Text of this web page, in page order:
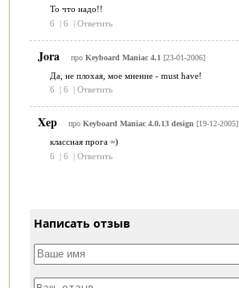
То что надо!!
6
| 6 | Ответить
Jora про Keyboard Maniac 4.1 [23-01-2006]
Да, не плохая, мое мнение - must have!
6
| 6 | Ответить
Xep про Keyboard Maniac 4.0.13 design [19-12-2005]
классная прога =)
6
| 6 | Ответить
Написать отзыв